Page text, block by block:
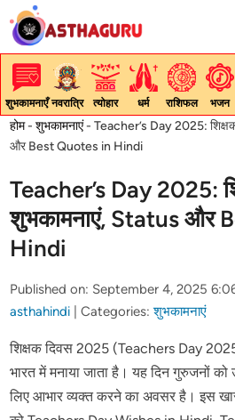
Skip
content
शुभकामनाएँ नवरात्रि त्योहार धर्म राशिफल भजन
होम-शुभकामनाएं-Teacher’s Day 2025:
और Best Quotes in Hindi
Teacher’s Day 2025:
शुभकामनाएं, Status और
Hindi
Published on: September 4, 2025 6:06
asthahindi
Categories:शुभकामनाएं
शिक्षक दिवस 2025 (Teachers Day
भारत में मनाया जाता है। यह दिन गुरुजनों को
लिए आभार व्यक्त करने का अवसर है। इस